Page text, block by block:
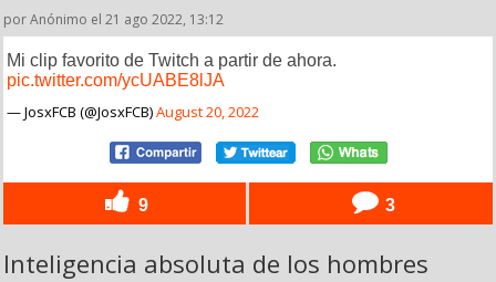
por Anónimo el 21 ago 2022, 13:12
Mi clip favorito de Twitch a partir de ahora.
pic.twitter.com/ycUABE8lJA
— JosxFCB (@JosxFCB)August 20, 2022
9 3
Inteligencia absoluta de los hombres